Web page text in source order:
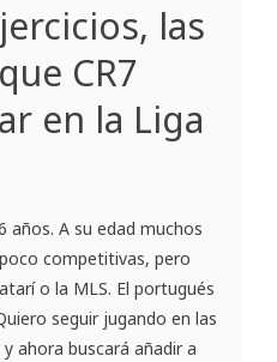
las
CR7
en la Liga
años. A su edad muchos
competitivas, pero
o la MLS. El portugués
seguir jugando en las
ahora buscará añadir a